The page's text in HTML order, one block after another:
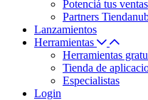
Potenciá tus ventas
Partners
Lanzamientos
Herramientas
Herramientas
Tienda de
Especialistas
Login